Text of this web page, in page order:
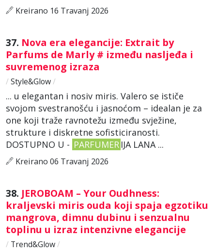
Kreirano 16 Travanj 2026
37. Nova era elegancije: Extrait by
Parfums de Marly # između nasljeđa i
suvremenog izraza
/ Style&Glow/
... u elegantan i nosiv miris. Valero se ističe
svojom svestranošću i jasnoćom – idealan je za
one koji traže ravnotežu između svježine,
strukture i diskretne sofisticiranosti.
DOSTUPNO U - PARFUMER IJA LANA ...
Kreirano 06 Travanj 2026
38. JEROBOAM – Your Oudhness:
kraljevski miris ouda koji spaja egzotiku
mangrova, dimnu dubinu i senzualnu
toplinu u izraz intenzivne elegancije
/ Trend&Glow/